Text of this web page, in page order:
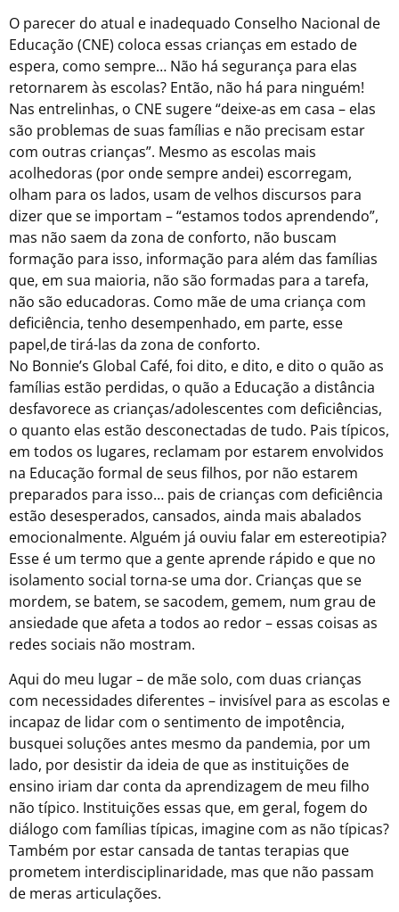
O parecer do atual e inadequado Conselho Nacional de
Educação (CNE) coloca essas crianças em estado de
espera, como sempre… Não há segurança para elas
retornarem às escolas? Então, não há para ninguém!
Nas entrelinhas, o CNE sugere “deixe-as em casa – elas
são problemas de suas famílias e não precisam estar
com outras crianças”. Mesmo as escolas mais
acolhedoras (por onde sempre andei) escorregam,
olham para os lados, usam de velhos discursos para
dizer que se importam – “estamos todos aprendendo”,
mas não saem da zona de conforto, não buscam
formação para isso, informação para além das famílias
que, em sua maioria, não são formadas para a tarefa,
não são educadoras. Como mãe de uma criança com
deficiência, tenho desempenhado, em parte, esse
papel,de tirá-las da zona de conforto.
No Bonnie’s Global Café, foi dito, e dito, e dito o quão as
famílias estão perdidas, o quão a Educação a distância
desfavorece as crianças/adolescentes com deficiências,
o quanto elas estão desconectadas de tudo. Pais típicos,
em todos os lugares, reclamam por estarem envolvidos
na Educação formal de seus filhos, por não estarem
preparados para isso… pais de crianças com deficiência
estão desesperados, cansados, ainda mais abalados
emocionalmente. Alguém já ouviu falar em estereotipia?
Esse é um termo que a gente aprende rápido e que no
isolamento social torna-se uma dor. Crianças que se
mordem, se batem, se sacodem, gemem, num grau de
ansiedade que afeta a todos ao redor – essas coisas as
redes sociais não mostram.
Aqui do meu lugar – de mãe solo, com duas crianças
com necessidades diferentes – invisível para as escolas e
incapaz de lidar com o sentimento de impotência,
busquei soluções antes mesmo da pandemia, por um
lado, por desistir da ideia de que as instituições de
ensino iriam dar conta da aprendizagem de meu filho
não típico. Instituições essas que, em geral, fogem do
diálogo com famílias típicas, imagine com as não típicas?
Também por estar cansada de tantas terapias que
prometem interdisciplinaridade, mas que não passam
de meras articulações.